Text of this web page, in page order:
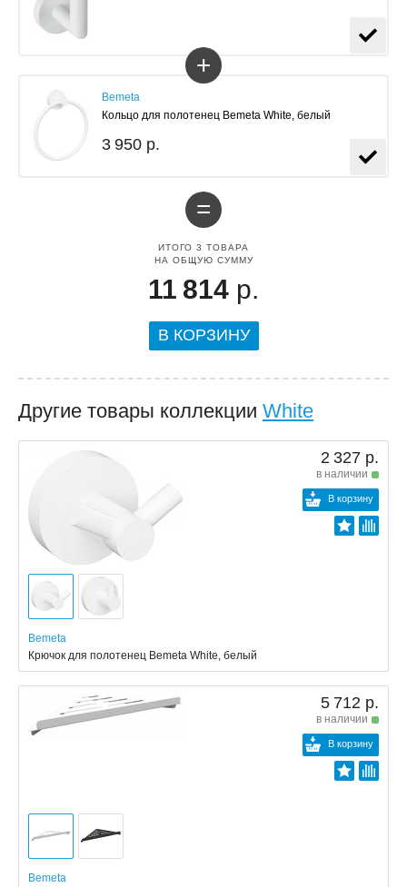
+
Bemeta
Кольцо для полотенец Bemeta White, белый
3 950 р.
=
ИТОГО 3 ТОВАРА
НА ОБЩУЮ СУММУ
11 814 р.
В КОРЗИНУ
Другие товары коллекции White
2 327 р.
в наличии
В корзину
Bemeta
Крючок для полотенец Bemeta White, белый
5 712 р.
в наличии
В корзину
Bemeta